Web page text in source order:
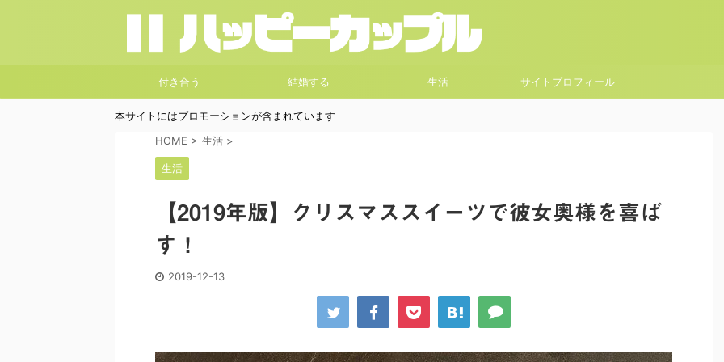
付き合う 結婚する 生活 サイトプロフィール
本サイトにはプロモーションが含まれています
HOME > 生活 >
生活
【2019年版】クリスマススイーツで彼女奥様を喜ば
す！
2019-12-13